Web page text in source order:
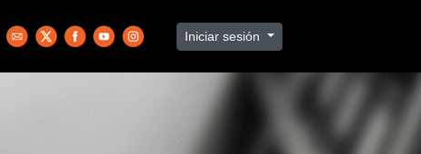
Iniciar sesión